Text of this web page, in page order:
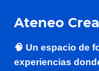
Ateneo
🧠 Un espacio de
experiencias